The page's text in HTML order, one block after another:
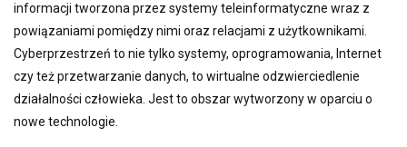
informacji tworzona przez systemy teleinformatyczne wraz z
powiązaniami pomiędzy nimi oraz relacjami z użytkownikami.
Cyberprzestrzeń to nie tylko systemy, oprogramowania, Internet
czy też przetwarzanie danych, to wirtualne odzwierciedlenie
działalności człowieka. Jest to obszar wytworzony w oparciu o
nowe technologie.